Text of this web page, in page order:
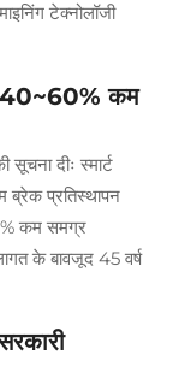
टेक्नोलॉजी
40~60% कम
सूचना दीः स्मार्ट
प्रतिस्थापन
कम समग्र
के बावजूद 45 वर्ष